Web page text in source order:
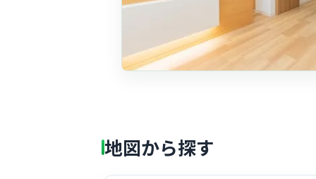
地図から探す